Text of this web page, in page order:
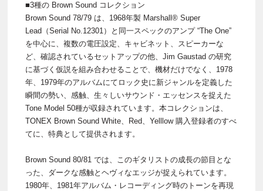
■3種の Brown Sound コレクション
Brown Sound 78/79 は、1968年製 Marshall® Super
Lead（Serial No.12301）と同一スペックのアンプ “The One”
を中心に、複数の電圧設定、キャビネット、スピーカーな
ど、確認されているセットアップの他、Jim Gaustad の研究
に基づく仮説を組み合わせることで、機材だけでなく、1978
年、1979年のアルバムにてロック史に新ジャンルを定義した
瞬間の勢い、感触、生々しいサウンド・エッセンスを捉えた
Tone Model 50種が収録されています。本コレクションは、
TONEX Brown Sound White、Red、Yelllow 購入登録者のすべ
てに、特典として提供されます。
Brown Sound 80/81 では、このギタリストの成長の節目とな
った、ダークな感触とヘヴィなエッジが捉えられています。
1980年、1981年アルバム・レコーディング時のトーンを再現